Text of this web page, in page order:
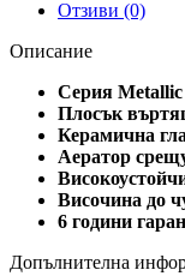
Отзиви (0)
Описание
Серия Metallic
Плосък
Керамична
Аератор
Височина до
6 години
Допълнителна